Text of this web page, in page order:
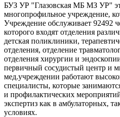
БУЗ УР "Глазовская МБ МЗ УР"
многопрофильное учреждение,
Учреждение обслуживает 92492
которого входят отделения
детская поликлиники,
отделения, отделение
отделения хирургии и
первичный сосудистый центр и
мед.учреждении работают
специалисты, которые
и профилактических
экспертиз как в амбулаторных,
условиях.